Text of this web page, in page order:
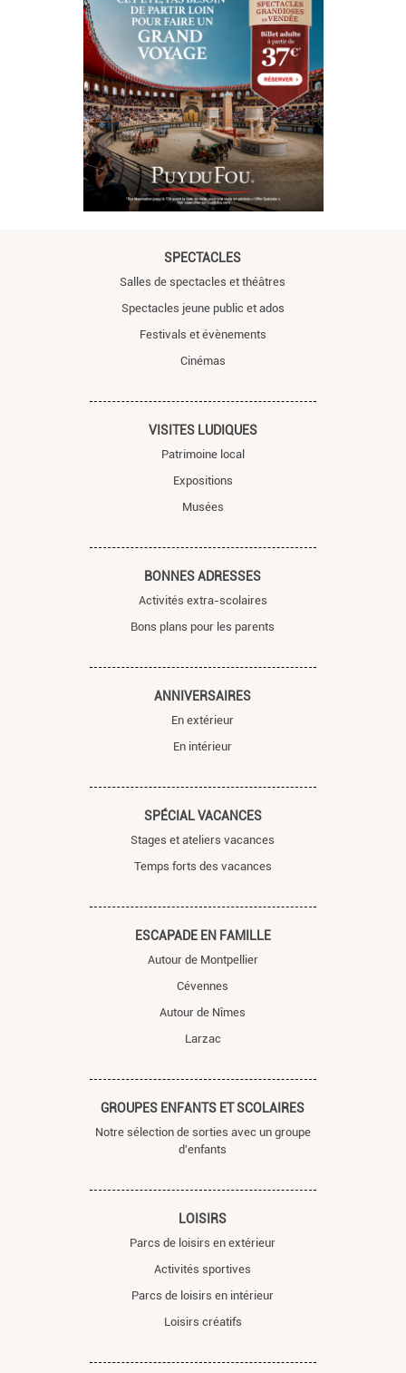
SPECTACLES
Salles de spectacles et théâtres
Spectacles jeune public et ados
Festivals et évènements
Cinémas
VISITES LUDIQUES
Patrimoine local
Expositions
Musées
BONNES ADRESSES
Activités extra-scolaires
Bons plans pour les parents
ANNIVERSAIRES
En extérieur
En intérieur
SPÉCIAL VACANCES
Stages et ateliers vacances
Temps forts des vacances
ESCAPADE EN FAMILLE
Autour de Montpellier
Cévennes
Autour de Nîmes
Larzac
GROUPES ENFANTS ET SCOLAIRES
Notre sélection de sorties avec un groupe
d'enfants
LOISIRS
Parcs de loisirs en extérieur
Activités sportives
Parcs de loisirs en intérieur
Loisirs créatifs